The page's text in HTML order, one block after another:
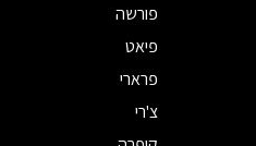
פורשה
פיאט
פרארי
צ'רי